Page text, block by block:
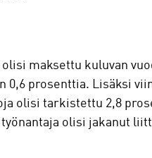
maksettu kuluvan
prosenttia. Lisäksi
olisi tarkistettu 2,8
olisi jakanut